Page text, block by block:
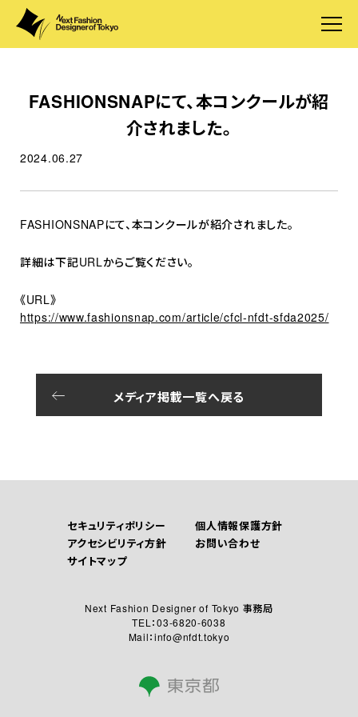
FASHIONSNAPにて、本コンクールが紹
介されました。
2024.06.27
FASHIONSNAPにて、本コンクールが紹介されました。
詳細は下記URLからご覧ください。
《URL》
https://www.fashionsnap.com/article/cfcl-nfdt-sfda2025/
メディア掲載一覧へ戻る
セキュリティポリシー
個人情報保護方針
アクセシビリティ方針
お問い合わせ
サイトマップ
Next Fashion Designer of Tokyo 事務局
TEL：03-6820-6038
Mail：info@nfdt.tokyo